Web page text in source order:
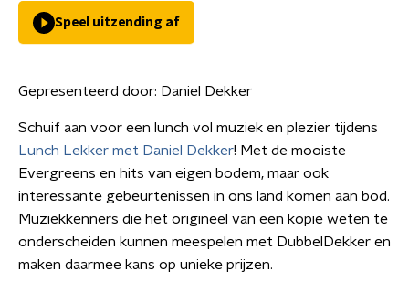
Speel uitzending af
Gepresenteerd door: Daniel Dekker
Schuif aan voor een lunch vol muziek en plezier tijdens
Lunch Lekker met Daniel Dekker! Met de mooiste
Evergreens en hits van eigen bodem, maar ook
interessante gebeurtenissen in ons land komen aan bod.
Muziekkenners die het origineel van een kopie weten te
onderscheiden kunnen meespelen met DubbelDekker en
maken daarmee kans op unieke prijzen.